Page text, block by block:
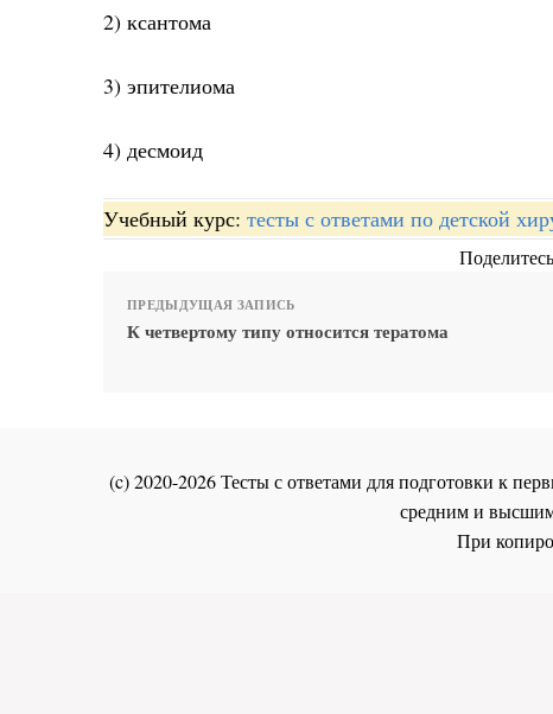
2) ксантома
3) эпителиома
4) десмоид
Учебный курс: тесты с ответами по детской
ПРЕДЫДУЩАЯ ЗАПИСЬ
К четвертому типу относится тератома
(c) 2020-2026 Тесты с ответами для подготовки к
средним и
При